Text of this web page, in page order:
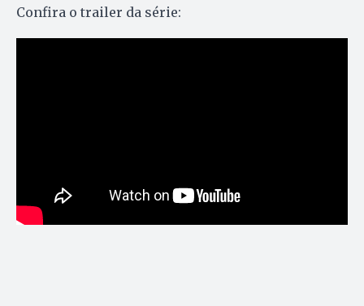
Confira o trailer da série: